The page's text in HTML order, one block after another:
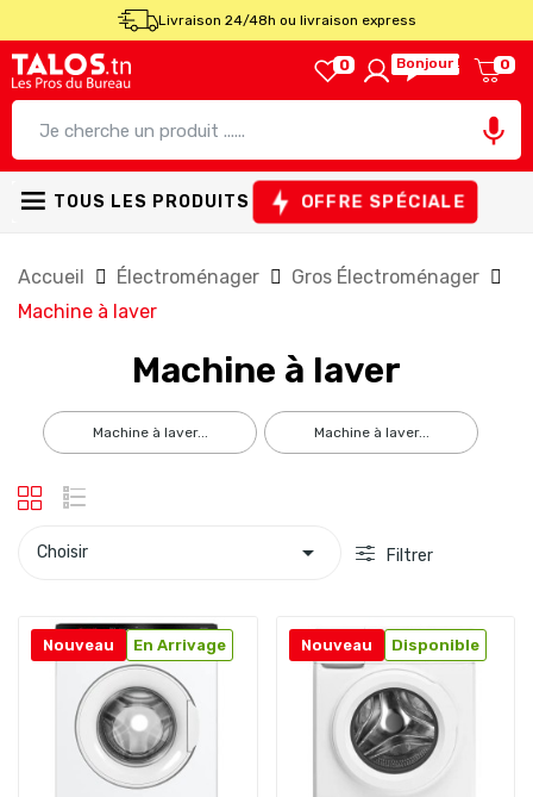
Livraison 24/48h ou livraison express
0 Bonjour ! 0

TOUS LES PRODUITS OFFRE SPÉCIALE
Accueil Électroménager
Gros Électroménager
Machine à laver
Machine à laver
machine à laver... machine à laver...
Choisir  Filtrer
Nouveau En Arrivage Nouveau Disponible